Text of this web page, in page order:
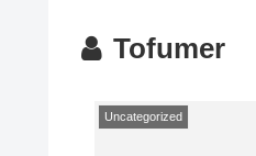
Tofumer
Uncategorized